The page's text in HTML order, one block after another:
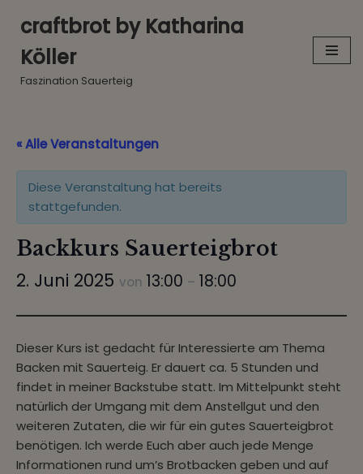
Inhalt
springen
craftbrot by Katharina
Köller
Faszination Sauerteig
« Alle Veranstaltungen
Diese Veranstaltung hat bereits
stattgefunden.
Backkurs Sauerteigbrot
2. Juni 2025 von 13:00 – 18:00
Dieser Kurs ist gedacht für Interessierte am Thema
Backen mit Sauerteig. Er dauert ca. 5 Stunden und
findet in meiner Backstube statt. Im Mittelpunkt steht
natürlich der Umgang mit dem Anstellgut und den
weiteren Zutaten, die wir für ein gutes Sauerteigbrot
benötigen. Ich werde Euch aber auch jede Menge
Informationen rund um’s Brotbacken geben und auf